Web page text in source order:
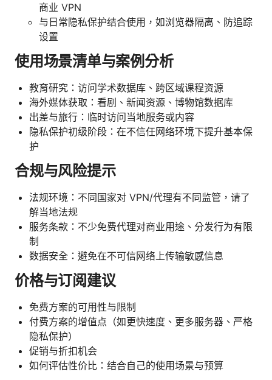
商业 VPN
与日常隐私保护结合使用，如浏览器隔离、防追踪
设置
使用场景清单与案例分析
教育研究：访问学术数据库、跨区域课程资源
海外媒体获取：看剧、新闻资源、博物馆数据库
出差与旅行：临时访问当地服务或内容
隐私保护初级阶段：在不信任网络环境下提升基本保
护
合规与风险提示
法规环境：不同国家对 VPN/代理有不同监管，请了
解当地法规
服务条款：不少免费代理对商业用途、分发行为有限
制
数据安全：避免在不可信网络上传输敏感信息
价格与订阅建议
免费方案的可用性与限制
付费方案的增值点（如更快速度、更多服务器、严格
隐私保护）
促销与折扣机会
如何评估性价比：结合自己的使用场景与预算